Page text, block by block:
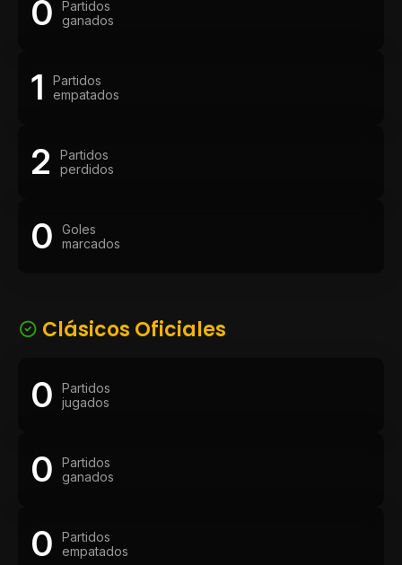
0
Partidos
ganados
1
Partidos
empatados
2
Partidos
perdidos
0
Goles
marcados
Clásicos Oficiales
0
Partidos
jugados
0
Partidos
ganados
0
Partidos
empatados